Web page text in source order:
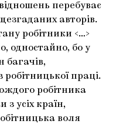
відношень перебуває
авторів.
робітники <…>
одностайно, бо у
багачів,
робітницької праці.
робітника
з усіх країн,
воля